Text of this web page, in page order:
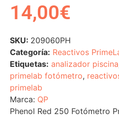
14,00€
SKU: 209060PH
Categoría: Reactivos
Etiquetas: analizador piscina
primelab fotómetro,
primelab
Marca: QP
Phenol Red 250 Fotómetro